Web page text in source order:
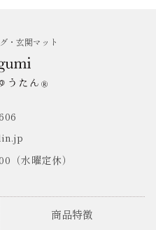
・玄関マット
（水曜定休）
商品特徴